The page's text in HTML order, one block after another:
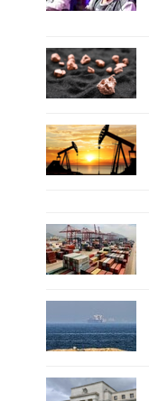
出口逾18万亿元